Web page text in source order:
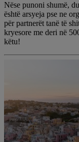
Nëse punoni shumë,
është arsyeja pse ne
për partnerët tanë të
kryesore me deri në
këtu!